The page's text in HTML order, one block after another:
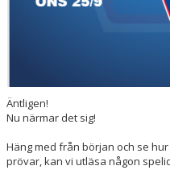
Äntligen!
Nu närmar det sig!
Häng med från början och se
prövar, kan vi utläsa någon